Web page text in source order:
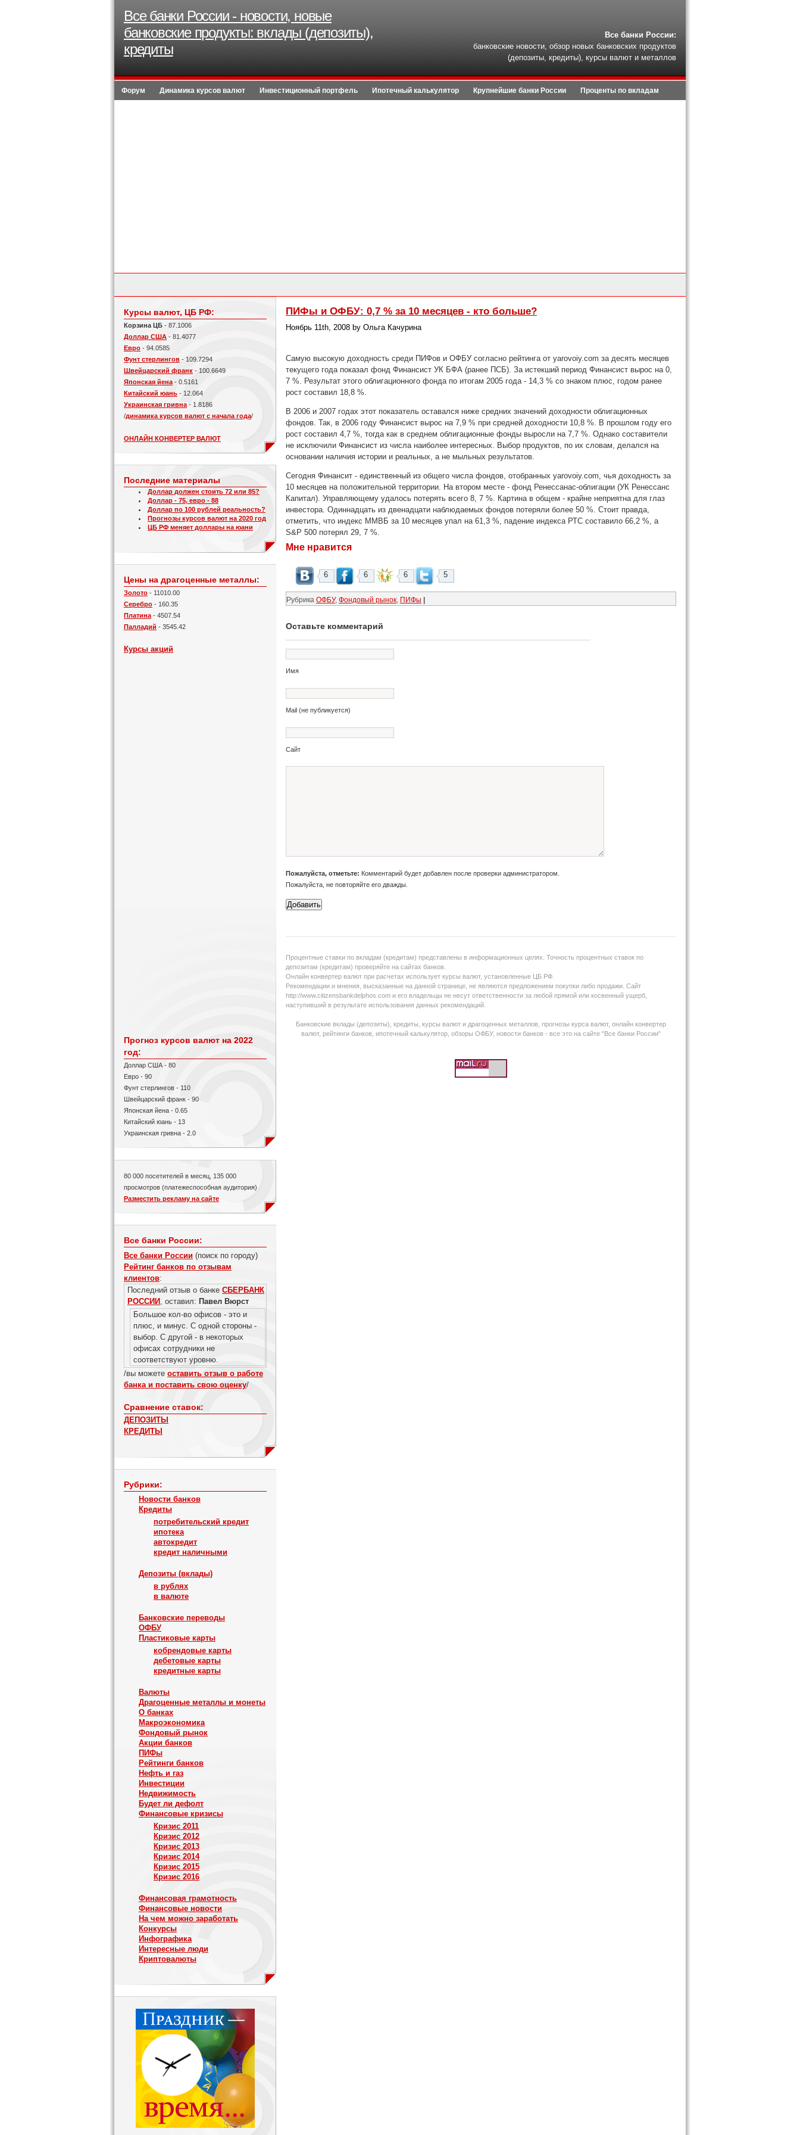
Все банки России - новости, новые
банковские продукты: вклады (депозиты),
кредиты
Все банки России:
банковские новости, обзор новых банковских продуктов
(депозиты, кредиты), курсы валют и металлов
Форум Динамика курсов валют Инвестиционный портфель Ипотечный калькулятор Крупнейшие банки России Проценты по вкладам
Курсы валют, ЦБ РФ:
Корзина ЦБ - 87.1006
Доллар США - 81.4077
Евро - 94.0585
Фунт стерлингов - 109.7294
Швейцарский франк - 100.6649
Японская йена - 0.5161
Китайский юань - 12.064
Украинская гривна - 1.8186
/динамика курсов валют с начала года/
ОНЛАЙН КОНВЕРТЕР ВАЛЮТ
Последние материалы
Доллар должен стоить 72 или 85?
Доллар - 75, евро - 88
Доллар по 100 рублей реальность?
Прогнозы курсов валют на 2020 год
ЦБ РФ меняет доллары на юани
Цены на драгоценные металлы:
Золото - 11010.00
Серебро - 160.35
Платина - 4507.54
Палладий - 3545.42
Курсы акций
Прогноз курсов валют на 2022
год:
Доллар США - 80
Евро - 90
Фунт стерлингов - 110
Швейцарский франк - 90
Японская йена - 0.65
Китайский юань - 13
Украинская гривна - 2.0
80 000 посетителей в месяц, 135 000
просмотров (платежеспособная аудитория)
Разместить рекламу на сайте
Все банки России:
Все банки России (поиск по городу)
Рейтинг банков по отзывам
клиентов:
Последний отзыв о банке СБЕРБАНК
РОССИИ , оставил: Павел Вюрст
Большое кол-во офисов - это и
плюс, и минус. С одной стороны -
выбор. С другой - в некоторых
офисах сотрудники не
соответствуют уровню.
/вы можете оставить отзыв о работе
банка и поставить свою оценку/
Сравнение ставок:
ДЕПОЗИТЫ
КРЕДИТЫ
Рубрики:
Новости банков
Кредиты
потребительский кредит
ипотека
автокредит
кредит наличными
Депозиты (вклады)
в рублях
в валюте
Банковские переводы
ОФБУ
Пластиковые карты
кобрендовые карты
дебетовые карты
кредитные карты
Валюты
Драгоценные металлы и монеты
О банках
Макроэкономика
Фондовый рынок
Акции банков
ПИФы
Рейтинги банков
Нефть и газ
Инвестиции
Недвижимость
Будет ли дефолт
Финансовые кризисы
Кризис 2011
Кризис 2012
Кризис 2013
Кризис 2014
Кризис 2015
Кризис 2016
Финансовая грамотность
Финансовые новости
На чем можно заработать
Конкурсы
Инфографика
Интересные люди
Криптовалюты
ПИФы и ОФБУ: 0,7 % за 10 месяцев - кто больше?
Ноябрь 11th, 2008 by Ольга Качурина
Самую высокую доходность среди ПИФов и ОФБУ согласно рейтинга от yarovoiy.com за десять месяцев
текущего года показал фонд Финансист УК БФА (ранее ПСБ). За истекший период Финансист вырос на 0,
7 %. Результат этого облигационного фонда по итогам 2005 года - 14,3 % со знаком плюс, годом ранее
рост составил 18,8 %.
В 2006 и 2007 годах этот показатель оставался ниже средних значений доходности облигационных
фондов. Так, в 2006 году Финансист вырос на 7,9 % при средней доходности 10,8 %. В прошлом году его
рост составил 4,7 %, тогда как в среднем облигационные фонды выросли на 7,7 %. Однако составители
не исключили Финансист из числа наиболее интересных. Выбор продуктов, по их словам, делался на
основании наличия истории и реальных, а не мыльных результатов.
Сегодня Финансит - единственный из общего числа фондов, отобранных yarovoiy.com, чья доходность за
10 месяцев на положительной территории. На втором месте - фонд Ренессанас-облигации (УК Ренессанс
Капитал). Управляющему удалось потерять всего 8, 7 %. Картина в общем - крайне неприятна для глаз
инвестора. Одиннадцать из двенадцати наблюдаемых фондов потеряли более 50 %. Стоит правда,
отметить, что индекс ММВБ за 10 месяцев упал на 61,3 %, падение индекса РТС составило 66,2 %, а
S&P 500 потерял 29, 7 %.
Мне нравится
6 6 6 5
Рубрика ОФБУ, Фондовый рынок ПИФы
Оставьте комментарий
Имя
Mail (не публикуется)
Сайт
Пожалуйста, отметьте: Комментарий будет добавлен после проверки администратором.
Пожалуйста, не повторяйте его дважды.
Процентные ставки по вкладам (кредитам) представлены в информационных целях. Точность процентных ставок по
депозитам (кредитам) проверяйте на сайтах банков.
Онлайн конвертер валют при расчетах использует курсы валют, установленные ЦБ РФ.
Рекомендации и мнения, высказанные на данной странице, не являются предложением покупки либо продажи. Сайт
http://www.citizensbankdelphos.com и его владельцы не несут ответственности за любой прямой или косвенный ущерб,
наступивший в результате использования данных рекомендаций.
Банковские вклады (депозиты), кредиты, курсы валют и драгоценных металлов, прогнозы курса валют, онлайн конвертер
валют, рейтинги банков, ипотечный калькулятор, обзоры ОФБУ, новости банков - все это на сайте "Все банки России"